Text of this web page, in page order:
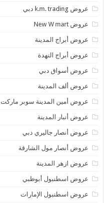
عروض k.m. trading دبي
عروض New W mart
عروض أبراج المدينة
عروض أبراج النهدة
عروض أسواق دبي
عروض ألف المدينة
عروض أمين المدينة سوبر ماركت
عروض أنبار المدينة
عروض أنصار جاليري دبي
عروض أنصار مول الشارقة
عروض ازهر المدينة
عروض اسطنبول أبوظبي
عروض اسطنبول الإمارات